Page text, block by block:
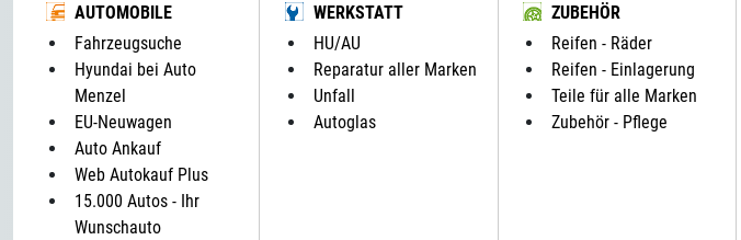
AUTOMOBILE
Fahrzeugsuche
Hyundai bei Auto
Menzel
EU-Neuwagen
Auto Ankauf
Web Autokauf Plus
15.000 Autos - Ihr
Wunschauto
WERKSTATT
HU/AU
Reparatur aller Marken
Unfall
Autoglas
ZUBEHÖR
Reifen - Räder
Reifen - Einlagerung
Teile für alle Marken
Zubehör - Pflege